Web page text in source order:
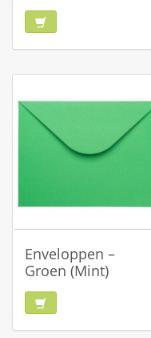
Enveloppen –
Groen (Mint)